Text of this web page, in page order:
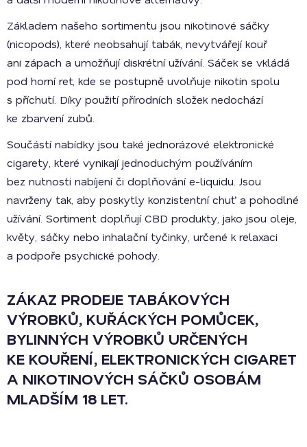
Základem našeho sortimentu jsou nikotinové sáčky
(nicopods), které neobsahují tabák, nevytvářejí kouř
ani zápach a umožňují diskrétní užívání. Sáček se vkládá
pod horní ret, kde se postupně uvolňuje nikotin spolu
s příchutí. Díky použití přírodních složek nedochází
ke zbarvení zubů.
Součástí nabídky jsou také jednorázové elektronické
cigarety, které vynikají jednoduchým používáním
bez nutnosti nabíjení či doplňování e-liquidu. Jsou
navrženy tak, aby poskytly konzistentní chuť a pohodlné
užívání. Sortiment doplňují CBD produkty, jako jsou oleje,
květy, sáčky nebo inhalační tyčinky, určené k relaxaci
a podpoře psychické pohody.
ZÁKAZ PRODEJE TABÁKOVÝCH
VÝROBKŮ, KUŘÁCKÝCH POMŮCEK,
BYLINNÝCH VÝROBKŮ URČENÝCH
KE KOUŘENÍ, ELEKTRONICKÝCH CIGARET
A NIKOTINOVÝCH SÁČKŮ OSOBÁM
MLADŠÍM 18 LET.